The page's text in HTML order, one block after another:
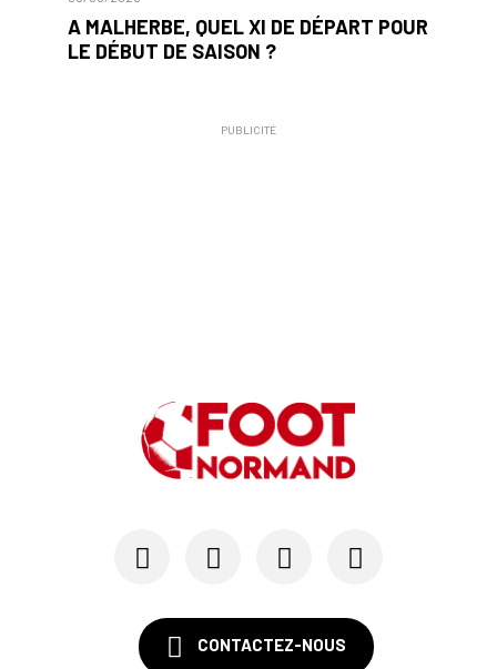
A MALHERBE, QUEL XI DE DÉPART POUR
LE DÉBUT DE SAISON ?
PUBLICITÉ
CONTACTEZ-NOUS